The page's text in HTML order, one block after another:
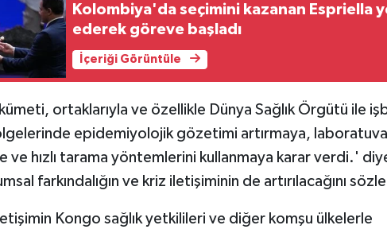
Kolombiya'da seçimini kazanan Espriella
ederek göreve başladı
İçeriği Görüntüle
ortaklarıyla ve özellikle Dünya Sağlık Örgütü ile
epidemiyolojik gözetimi artırmaya,
ve hızlı tarama yöntemlerini kullanmaya karar verdi.'
farkındalığın ve kriz iletişiminin de artırılacağını
Kongo sağlık yetkilileri ve diğer komşu ülkelerle